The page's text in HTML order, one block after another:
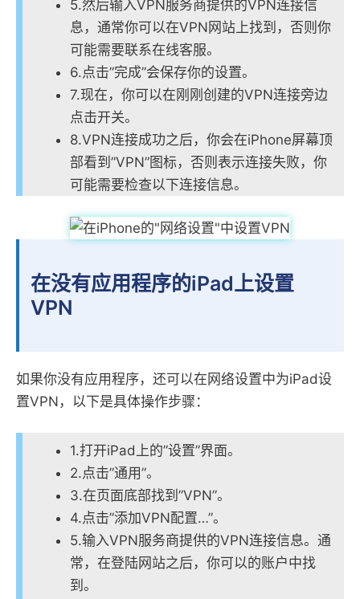
5.然后输入VPN服务商提供的VPN连接信
息，通常你可以在VPN网站上找到，否则你
可能需要联系在线客服。
6.点击”完成”会保存你的设置。
7.现在，你可以在刚刚创建的VPN连接旁边
点击开关。
8.VPN连接成功之后，你会在iPhone屏幕顶
部看到”VPN”图标，否则表示连接失败，你
可能需要检查以下连接信息。
在没有应用程序的iPad上设置
VPN
如果你没有应用程序，还可以在网络设置中为iPad设
置VPN，以下是具体操作步骤：
1.打开iPad上的”设置”界面。
2.点击”通用”。
3.在页面底部找到”VPN”。
4.点击”添加VPN配置…”。
5.输入VPN服务商提供的VPN连接信息。通
常，在登陆网站之后，你可以的账户中找
到。